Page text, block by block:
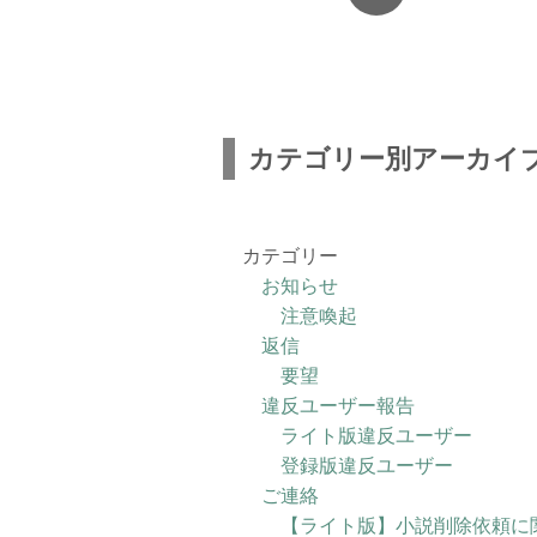
カテゴリー別アーカイ
カテゴリー
お知らせ
注意喚起
返信
要望
違反ユーザー報告
ライト版違反ユーザー
登録版違反ユーザー
ご連絡
【ライト版】小説削除依頼に